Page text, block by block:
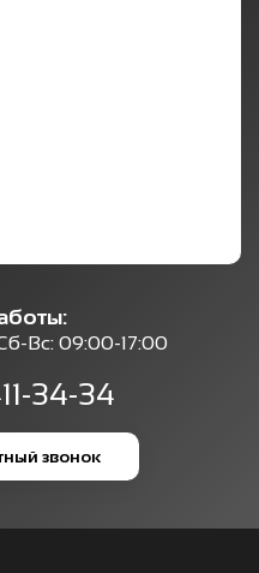
Вс: 09:00-17:00
34-34
звонок